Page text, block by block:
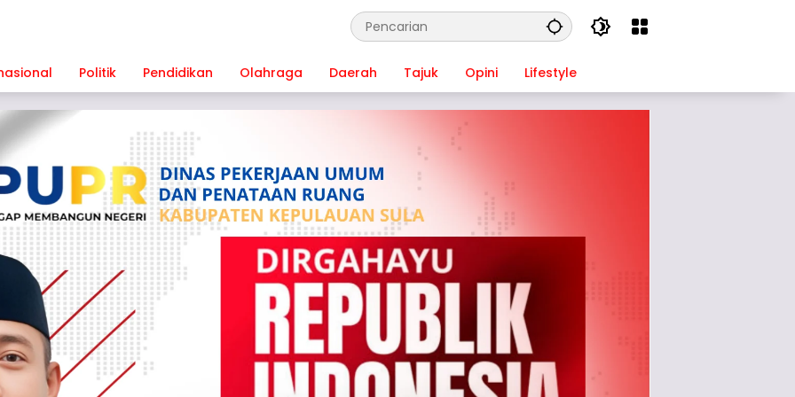
Politik Pendidikan Olahraga Daerah Tajuk Opini Lifestyle